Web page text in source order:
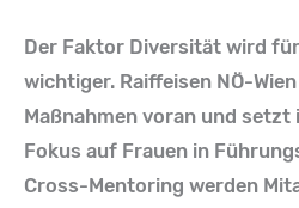
Der Faktor Diversität wird
wichtiger. Raiffeisen NÖ-
Maßnahmen voran und setzt
Fokus auf Frauen in
Cross-Mentoring werden